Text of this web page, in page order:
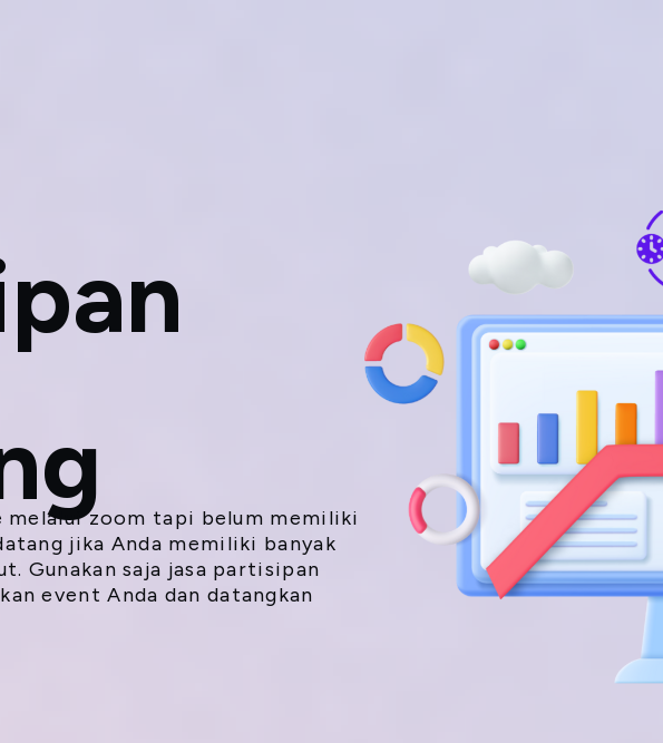
zoom tapi belum memiliki
jika Anda memiliki banyak
Gunakan saja jasa partisipan
event Anda dan datangkan